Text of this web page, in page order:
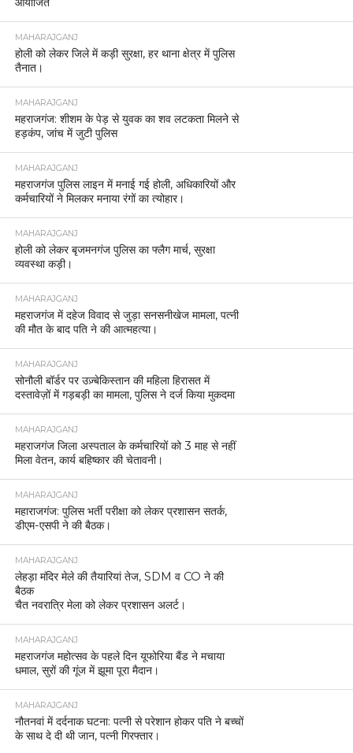
MAHARAJGANJ
होली को लेकर जिले में कड़ी सुरक्षा, हर थाना क्षेत्र में पुलिस
तैनात।
MAHARAJGANJ
महराजगंज: शीशम के पेड़ से युवक का शव लटकता मिलने से
हड़कंप, जांच में जुटी पुलिस
MAHARAJGANJ
महराजगंज पुलिस लाइन में मनाई गई होली, अधिकारियों और
कर्मचारियों ने मिलकर मनाया रंगों का त्योहार।
MAHARAJGANJ
होली को लेकर बृजमनगंज पुलिस का फ्लैग मार्च, सुरक्षा
व्यवस्था कड़ी।
MAHARAJGANJ
महराजगंज में दहेज विवाद से जुड़ा सनसनीखेज मामला, पत्नी
की मौत के बाद पति ने की आत्महत्या।
MAHARAJGANJ
सोनौली बॉर्डर पर उज़्बेकिस्तान की महिला हिरासत में
दस्तावेज़ों में गड़बड़ी का मामला, पुलिस ने दर्ज किया मुकदमा
MAHARAJGANJ
महराजगंज जिला अस्पताल के कर्मचारियों को 3 माह से नहीं
मिला वेतन, कार्य बहिष्कार की चेतावनी।
MAHARAJGANJ
महाराजगंज: पुलिस भर्ती परीक्षा को लेकर प्रशासन सतर्क,
डीएम-एसपी ने की बैठक।
MAHARAJGANJ
लेहड़ा मंदिर मेले की तैयारियां तेज, SDM व CO ने की
बैठक
चैत नवरात्रि मेला को लेकर प्रशासन अलर्ट।
MAHARAJGANJ
महराजगंज महोत्सव के पहले दिन यूफोरिया बैंड ने मचाया
धमाल, सुरों की गूंज में झूमा पूरा मैदान।
MAHARAJGANJ
नौतनवां में दर्दनाक घटना: पत्नी से परेशान होकर पति ने बच्चों
के साथ दे दी थी जान, पत्नी गिरफ्तार।